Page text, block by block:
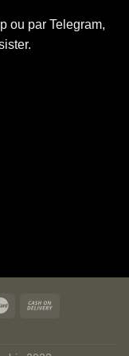
ou par Telegram,